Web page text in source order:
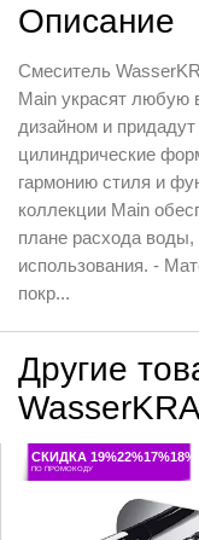
Описание
Смеситель
Main украсят
дизайном и
цилиндрические
гармонию стиля и
коллекции Main
плане расхода воды,
использования. -
покр...
Другие
СКИДКА 19%22%17%18%
ПО ПРОМОКОДУ